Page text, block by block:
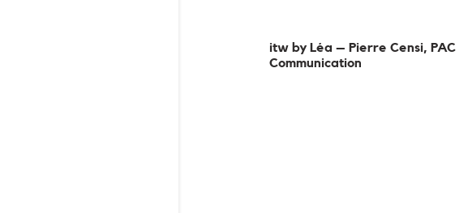
itw by Léa – Pierre Censi, PAC
Communication